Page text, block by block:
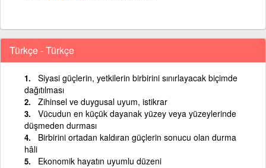
Türkçe - Türkçe
Siyasi güçlerin, yetkilerin birbirini sınırlayacak biçimde
dağıtılması
Zihinsel ve duygusal uyum, istikrar
Vücudun en küçük dayanak yüzey veya yüzeylerinde
düşmeden durması
Birbirini ortadan kaldıran güçlerin sonucu olan durma
hâli
Ekonomik hayatın uyumlu düzeni